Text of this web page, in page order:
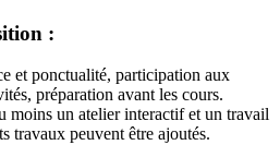
:
et ponctualité, participation aux
préparation avant les cours.
moins un atelier interactif et un travail
travaux peuvent être ajoutés.